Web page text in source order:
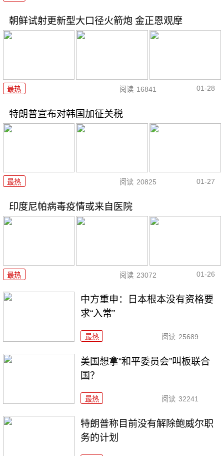
朝鲜试射更新型大口径火箭炮 金正恩观摩
最热 阅读 16841 01-28
特朗普宣布对韩国加征关税
最热 阅读 20825 01-27
印度尼帕病毒疫情或来自医院
最热 阅读 23072 01-26
中方重申：日本根本没有资格要
求“入常”
最热 阅读 25689
美国想拿“和平委员会”叫板联合
国？
最热 阅读 32241
特朗普称目前没有解除鲍威尔职
务的计划